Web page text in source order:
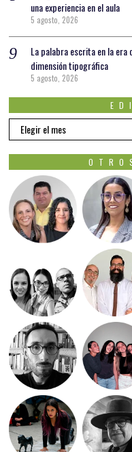
una experiencia en el aula
5 agosto, 2026
La palabra escrita en la era
dimensión tipográfica
5 agosto, 2026
EDICIONES